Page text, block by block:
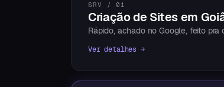
SRV / 01
Criação de Sites em
Rápido, achado no Google, feito pra
Ver detalhes →